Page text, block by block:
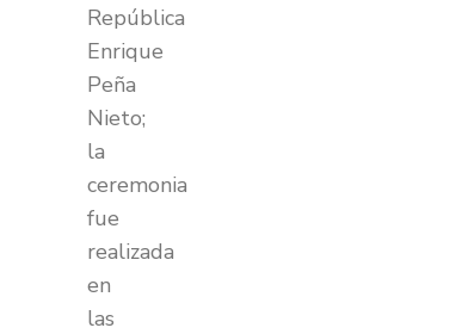
República
Enrique
Peña
Nieto;
la
ceremonia
fue
realizada
en
las